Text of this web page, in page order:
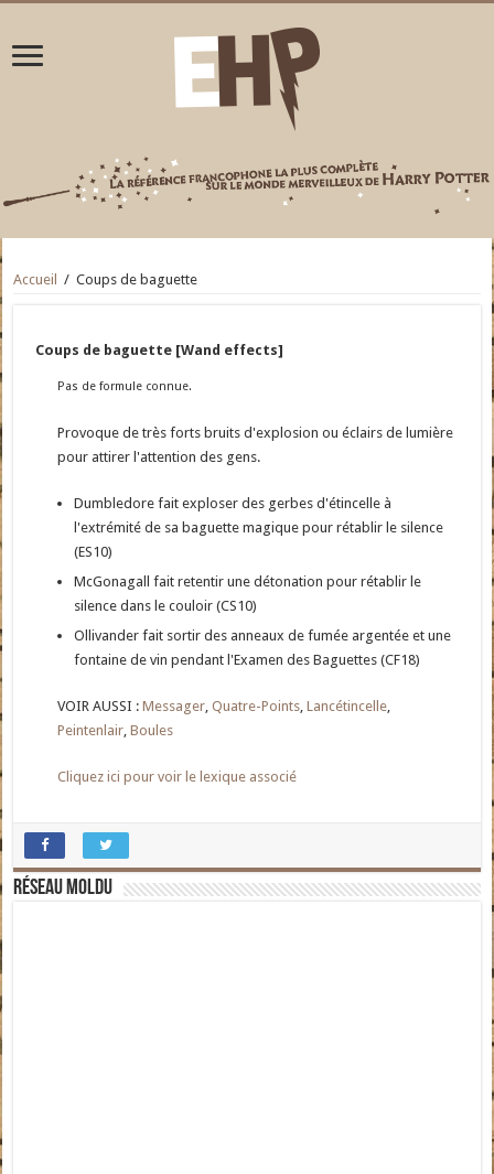
Accueil / Coups de baguette
Coups de baguette [Wand effects]
Pas de formule connue.
Provoque de très forts bruits d'explosion ou éclairs de lumière
pour attirer l'attention des gens.
Dumbledore fait exploser des gerbes d'étincelle à
l'extrémité de sa baguette magique pour rétablir le silence
(ES10)
McGonagall fait retentir une détonation pour rétablir le
silence dans le couloir (CS10)
Ollivander fait sortir des anneaux de fumée argentée et une
fontaine de vin pendant l'Examen des Baguettes (CF18)
VOIR AUSSI :Messager,Quatre-Points,Lancétincelle,
Peintenlair,Boules
Cliquez ici pour voir le lexique associé
Réseau moldu